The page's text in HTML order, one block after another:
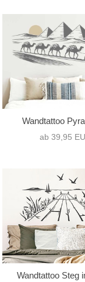
Wandtattoo
ab 39,95
Wandtattoo Steg